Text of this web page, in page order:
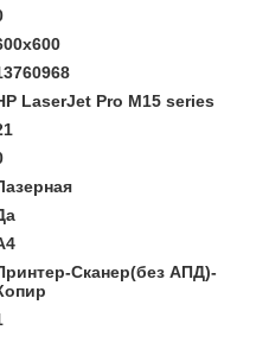
LaserJet Pro M15 series
Сканер(без АПД)-